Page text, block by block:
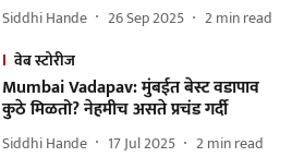
Siddhi Hande 26 Sep 2025 2min read
वेब स्टोरीज
Mumbai Vadapav: मुंबईत बेस्ट वडापाव
कुठे मिळतो? नेहमीच असते प्रचंड गर्दी
Siddhi Hande 17 Jul 2025 2min read